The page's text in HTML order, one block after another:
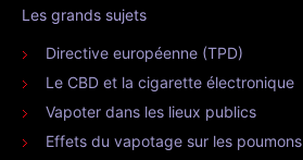
Les grands sujets
Directive européenne (TPD)
Le CBD et la cigarette électronique
Vapoter dans les lieux publics
Effets du vapotage sur les poumons